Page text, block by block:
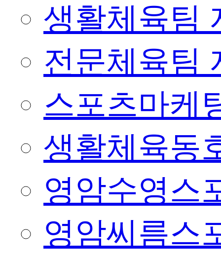
생활체육팀
전문체육팀
스포츠마케
생활체육동
영암수영스
영암씨름스